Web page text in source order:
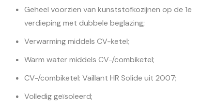
Geheel voorzien van kunststofkozijnen op de 1e
verdieping met dubbele beglazing;
Verwarming middels CV-ketel;
Warm water middels CV-/combiketel;
CV-/combiketel: Vaillant HR Solide uit 2007;
Volledig geïsoleerd;